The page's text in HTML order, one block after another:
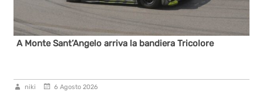
A Monte Sant’Angelo arriva la bandiera Tricolore
niki 6 Agosto 2026